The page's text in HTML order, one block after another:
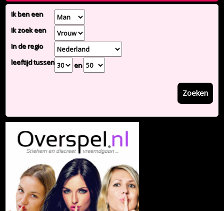
Ik ben een
Ik zoek een
In de regio
leeftijd tussen
en
Zoeken